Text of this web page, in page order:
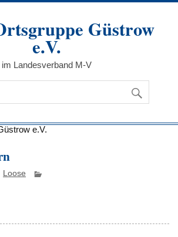
Güstrow
e.V.
im Landesverband M-V
Loose